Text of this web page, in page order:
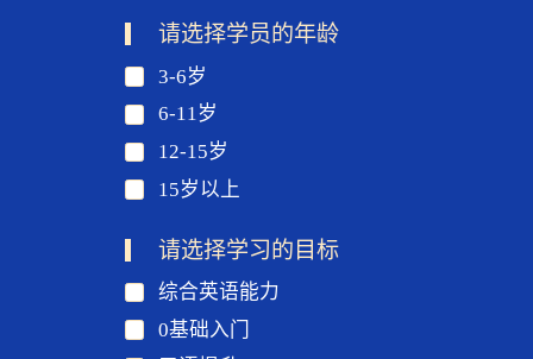
请选择学员的年龄
3-6岁
6-11岁
12-15岁
15岁以上
请选择学习的目标
综合英语能力
0基础入门